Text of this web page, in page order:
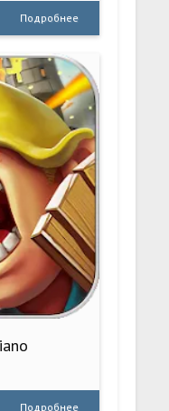
Подробнее
Подробнее